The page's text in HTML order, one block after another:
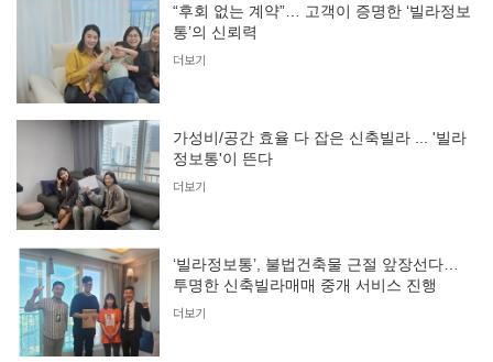
“후회 없는 계약”… 고객이 증명한 ‘빌라정보
통’의 신뢰력
더보기
가성비/공간 효율 다 잡은 신축빌라 ... '빌라
정보통'이 뜬다
더보기
‘빌라정보통’, 불법건축물 근절 앞장선다…
투명한 신축빌라매매 중개 서비스 진행
더보기